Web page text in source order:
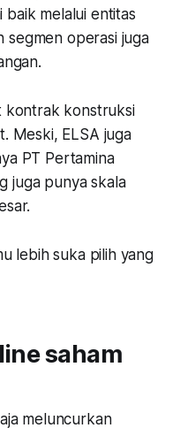
melalui entitas
segmen operasi juga
kontrak konstruksi
Meski, ELSA juga
PT Pertamina
juga punya skala
lebih suka pilih yang
saham
meluncurkan